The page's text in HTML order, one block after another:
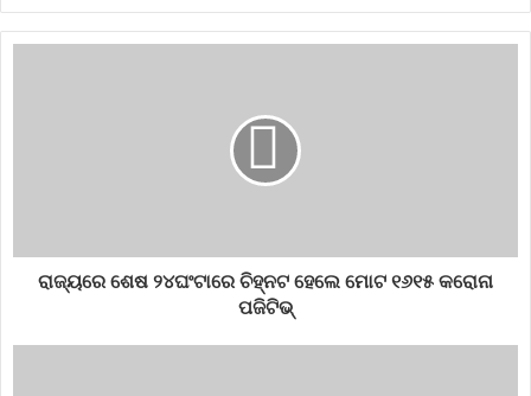
ସ୍ଥାନେ ପ୍ରବଳ ବର୍ଷା ହୋଇପାରେ । ୩୦ ତାରିଖରେ ଉତ୍ତର ଓଡ଼ିଶାରେ
ମୁଖ୍ୟତଃ ବର୍ଷା ସମ୍ଭାବନା ଅଛି । ସୁନ୍ଦରଗଡ଼, ଝାରସୁଗୁଡ଼ା, ସମ୍ବଲପୁର,
କେନ୍ଦୁଝରରେ ପ୍ରବଳ ବର୍ଷା ହୋଇପାରେ । ୩୧ରେ ବର୍ଷା ପରିମାଣ କମିବ ।
ତଥାପି କେତେକ ଜାଗାରେ ବର୍ଷା ହେବ।ଜୁନ୍‌ ପହିଲାରୁ ବର୍ତ୍ତମାନ ସୁଦ୍ଧା
ରାଜ୍ୟରେ ୨୨% କମ୍‌ ବର୍ଷା ହୋଇଛି । ୧୫ଜିଲ୍ଲାରେ ବର୍ଷା ନିଅଣ୍ଟିଆ ରହିଛି ।
ନବରଙ୍ଗପୁର, ଗଜପତି, ରାୟଗଡ଼ା, କଳାହାଣ୍ଡିରେ ୩୫ ପ୍ରତିଶତ ଲେଖାଏଁ
ବର୍ଷା କମ୍‌ ରହିଛି ।
ରାଜ୍ୟରେ ଶେଷ ୨୪ଘଂଟାରେ ଚିହ୍ନଟ ହେଲେ ମୋଟ ୧୬୧୫ କରୋନା
ପଜିଟିଭ୍